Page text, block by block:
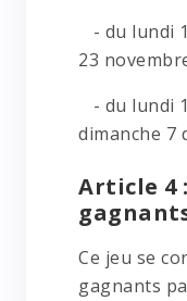
- du lundi
23
- du lundi
dimanche 7
Article 4
Ce jeu se
gagnants